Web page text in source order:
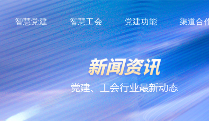
智慧党建 智慧工会 党建功能 渠道合